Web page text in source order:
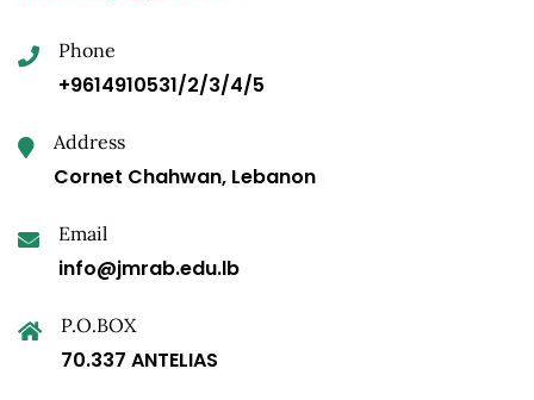
Phone
+9614910531/2/3/4/5
Address
Cornet Chahwan, Lebanon
Email
info@jmrab.edu.lb
P.O.BOX
70.337 ANTELIAS